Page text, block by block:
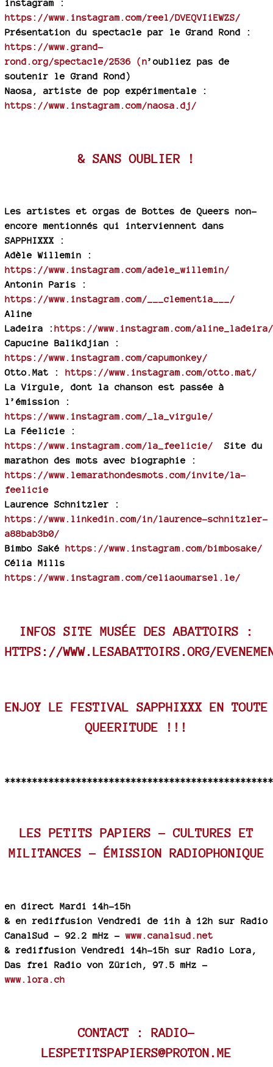
instagram :
https://www.instagram.com/reel/DVEQVIiEWZS/
Présentation du spectacle par le Grand Rond :
https://www.grand-
rond.org/spectacle/2536 (n’oubliez pas de
soutenir le Grand Rond)
Naosa, artiste de pop expérimentale :
https://www.instagram.com/naosa.dj/
& SANS OUBLIER !
Les artistes et orgas de Bottes de Queers non-
encore mentionnés qui interviennent dans
SAPPHIXXX :
Adèle Willemin :
https://www.instagram.com/adele_willemin/
Antonin Paris :
https://www.instagram.com/___clementia___/
Aline
Ladeira : https://www.instagram.com/aline_ladeira/
Capucine Balikdjian :
https://www.instagram.com/capumonkey/
Otto.Mat : https://www.instagram.com/otto.mat/
La Virgule, dont la chanson est passée à
l’émission :
https://www.instagram.com/_la_virgule/
La Féelicie :
https://www.instagram.com/la_feelicie/
Site du
marathon des mots avec biographie :
https://www.lemarathondesmots.com/invite/la-
feelicie
Laurence Schnitzler :
https://www.linkedin.com/in/laurence-schnitzler-
a88bab3b0/
Bimbo Saké https://www.instagram.com/bimbosake/
Célia Mills
https://www.instagram.com/celiaoumarsel.le/
INFOS SITE MUSÉE DES ABATTOIRS :
HTTPS://WWW.LESABATTOIRS.ORG/
ENJOY LE FESTIVAL SAPPHIXXX EN TOUTE
QUEERITUDE !!!
LES PETITS PAPIERS – CULTURES ET
MILITANCES - ÉMISSION RADIOPHONIQUE
en direct Mardi 14h-15h
& en rediffusion Vendredi de 11h à 12h sur Radio
CanalSud - 92.2 mHz -www.canalsud.net
& rediffusion Vendredi 14h-15h sur Radio Lora,
Das frei Radio von Zürich, 97.5 mHz -
www.lora.ch
CONTACT : RADIO-
LESPETITSPAPIERS@PROTON.ME